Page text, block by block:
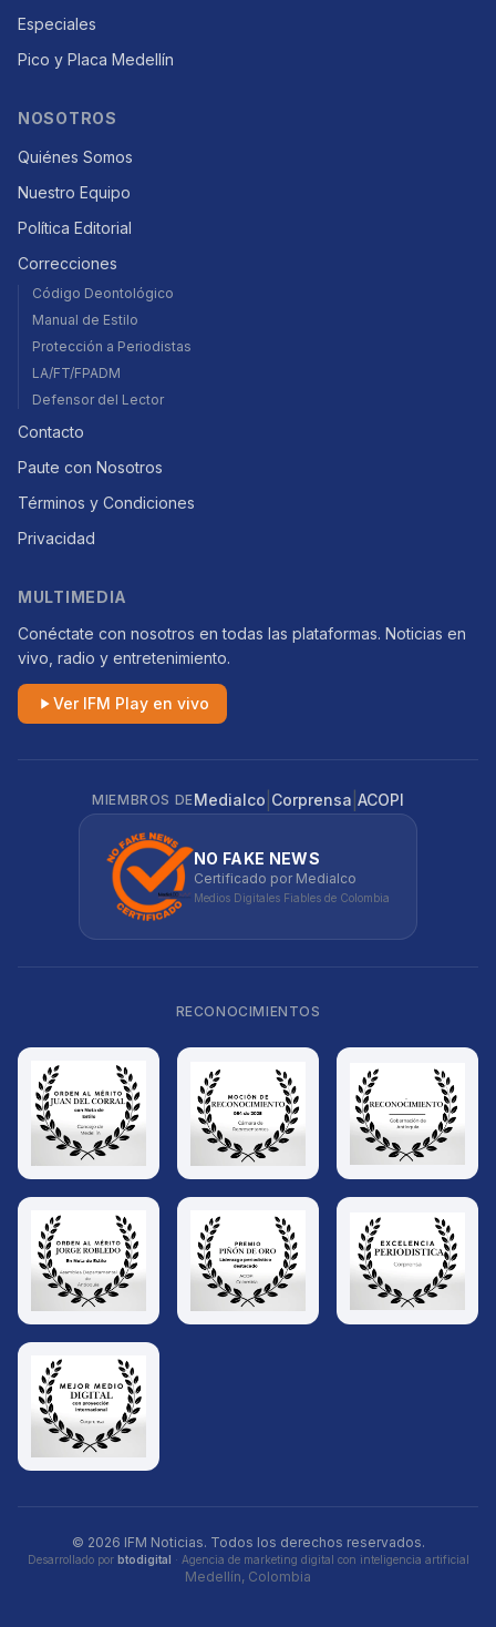
Especiales
Pico y Placa Medellín
NOSOTROS
Quiénes Somos
Nuestro Equipo
Política Editorial
Correcciones
Código Deontológico
Manual de Estilo
Protección a Periodistas
LA/FT/FPADM
Defensor del Lector
Contacto
Paute con Nosotros
Términos y Condiciones
Privacidad
MULTIMEDIA
Conéctate con nosotros en todas las plataformas. Noticias en
vivo, radio y entretenimiento.
Ver IFM Play en vivo
MIEMBROS DEMedialco Corprensa ACOPI
NO FAKE NEWS
Certificado por Medialco
Medios Digitales Fiables de Colombia
RECONOCIMIENTOS
© 2026 IFM Noticias. Todos los derechos reservados.
Desarrollado por btodigital · Agencia de marketing digital con inteligencia artificial
Medellín, Colombia